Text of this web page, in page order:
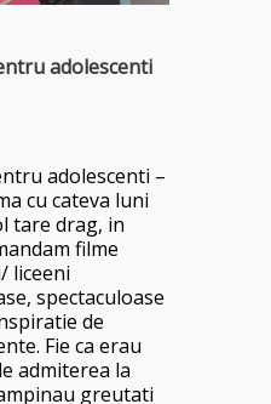
adolescenti
adolescenti –
cu cateva luni
tare drag, in
filme
liceeni
spectaculoase
de
Fie ca erau
admiterea la
greutati